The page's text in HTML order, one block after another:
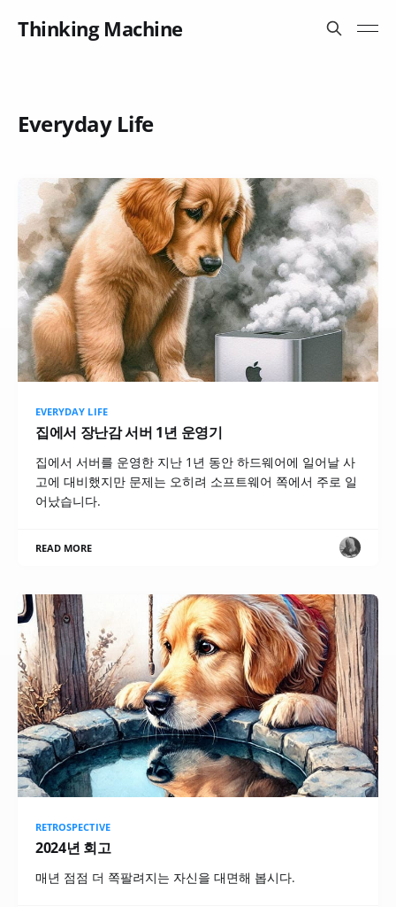
Thinking Machine
Everyday Life
EVERYDAY LIFE
집에서 장난감 서버 1년 운영기
집에서 서버를 운영한 지난 1년 동안 하드웨어에 일어날 사
고에 대비했지만 문제는 오히려 소프트웨어 쪽에서 주로 일
어났습니다.
READ MORE
RETROSPECTIVE
2024년 회고
매년 점점 더 쪽팔려지는 자신을 대면해 봅시다.